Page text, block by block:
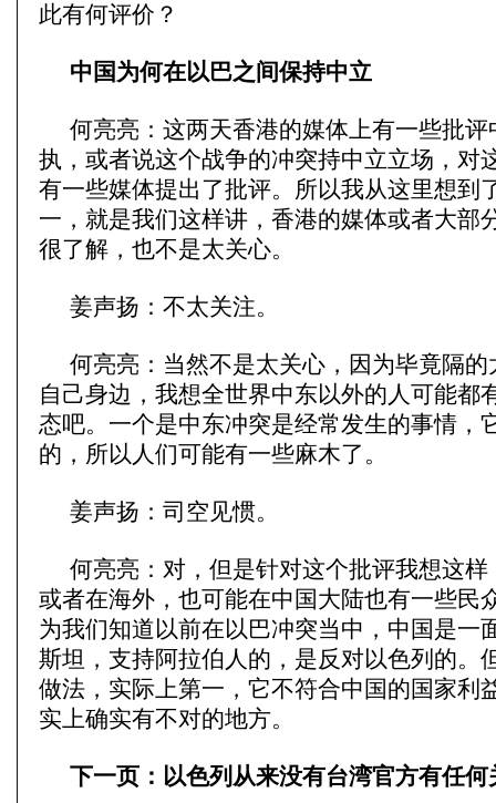
此有何评价？
中国为何在以巴之间保持中立
何亮亮：这两天香港的媒体上有一些批
执，或者说这个战争的冲突持中立立场，对
有一些媒体提出了批评。所以我从这里想到
一，就是我们这样讲，香港的媒体或者大部
很了解，也不是太关心。
姜声扬：不太关注。
何亮亮：当然不是太关心，因为毕竟隔
自己身边，我想全世界中东以外的人可能都
态吧。一个是中东冲突是经常发生的事情，
的，所以人们可能有一些麻木了。
姜声扬：司空见惯。
何亮亮：对，但是针对这个批评我想这
或者在海外，也可能在中国大陆也有一些民
为我们知道以前在以巴冲突当中，中国是一
斯坦，支持阿拉伯人的，是反对以色列的。
做法，实际上第一，它不符合中国的国家利
实上确实有不对的地方。
下一页：以色列从来没有台湾官方有任何